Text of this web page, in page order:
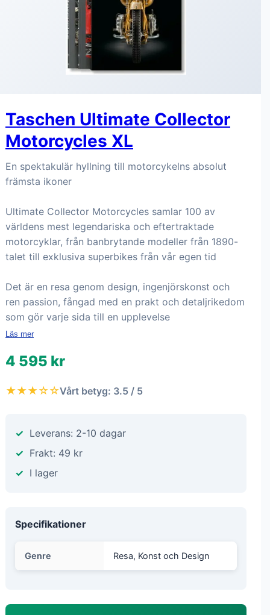
Taschen Ultimate Collector
Motorcycles XL
En spektakulär hyllning till motorcykelns absolut
främsta ikoner
Ultimate Collector Motorcycles samlar 100 av
världens mest legendariska och eftertraktade
motorcyklar, från banbrytande modeller från 1890-
talet till exklusiva superbikes från vår egen tid
Det är en resa genom design, ingenjörskonst och
ren passion, fångad med en prakt och detaljrikedom
som gör varje sida till en upplevelse
Läs mer
4 595 kr
★★★☆☆Vårt betyg: 3.5 / 5
Leverans: 2-10 dagar
Frakt: 49 kr
I lager
Specifikationer
Genre Resa, Konst och Design